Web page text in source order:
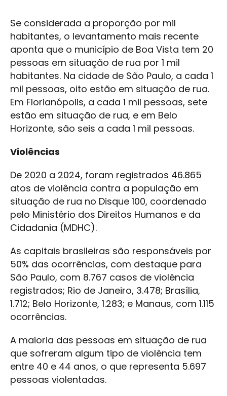
Se considerada a proporção por mil
habitantes, o levantamento mais recente
aponta que o município de Boa Vista tem 20
pessoas em situação de rua por 1 mil
habitantes. Na cidade de São Paulo, a cada 1
mil pessoas, oito estão em situação de rua.
Em Florianópolis, a cada 1 mil pessoas, sete
estão em situação de rua, e em Belo
Horizonte, são seis a cada 1 mil pessoas.
Violências
De 2020 a 2024, foram registrados 46.865
atos de violência contra a população em
situação de rua no Disque 100, coordenado
pelo Ministério dos Direitos Humanos e da
Cidadania (MDHC).
As capitais brasileiras são responsáveis por
50% das ocorrências, com destaque para
São Paulo, com 8.767 casos de violência
registrados; Rio de Janeiro, 3.478; Brasília,
1.712; Belo Horizonte, 1.283; e Manaus, com 1.115
ocorrências.
A maioria das pessoas em situação de rua
que sofreram algum tipo de violência tem
entre 40 e 44 anos, o que representa 5.697
pessoas violentadas.